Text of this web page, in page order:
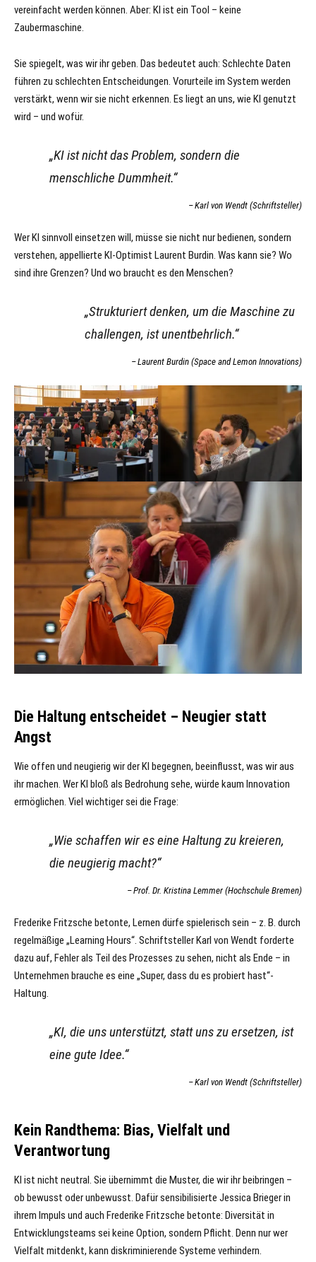
vereinfacht werden können. Aber: KI ist ein Tool – keine
Zaubermaschine.
Sie spiegelt, was wir ihr geben. Das bedeutet auch: Schlechte Daten
führen zu schlechten Entscheidungen. Vorurteile im System werden
verstärkt, wenn wir sie nicht erkennen. Es liegt an uns, wie KI genutzt
wird – und wofür.
„KI ist nicht das Problem, sondern die
menschliche Dummheit.“
Karl von Wendt (Schriftsteller)
Wer KI sinnvoll einsetzen will, müsse sie nicht nur bedienen, sondern
verstehen, appellierte KI-Optimist Laurent Burdin. Was kann sie? Wo
sind ihre Grenzen? Und wo braucht es den Menschen?
„Strukturiert denken, um die Maschine zu
challengen, ist unentbehrlich.“
Laurent Burdin (Space and Lemon Innovations)
Die Haltung entscheidet – Neugier statt
Angst
Wie offen und neugierig wir der KI begegnen, beeinflusst, was wir aus
ihr machen. Wer KI bloß als Bedrohung sehe, würde kaum Innovation
ermöglichen. Viel wichtiger sei die Frage:
„Wie schaffen wir es eine Haltung zu kreieren,
die neugierig macht?“
Prof. Dr. Kristina Lemmer (Hochschule Bremen)
Frederike Fritzsche betonte, Lernen dürfe spielerisch sein – z. B. durch
regelmäßige „Learning Hours“. Schriftsteller Karl von Wendt forderte
dazu auf, Fehler als Teil des Prozesses zu sehen, nicht als Ende – in
Unternehmen brauche es eine „Super, dass du es probiert hast“-
Haltung.
„KI, die uns unterstützt, statt uns zu ersetzen, ist
eine gute Idee.“
Karl von Wendt (Schriftsteller)
Kein Randthema: Bias, Vielfalt und
Verantwortung
KI ist nicht neutral. Sie übernimmt die Muster, die wir ihr beibringen –
ob bewusst oder unbewusst. Dafür sensibilisierte Jessica Brieger in
ihrem Impuls und auch Frederike Fritzsche betonte: Diversität in
Entwicklungsteams sei keine Option, sondern Pflicht. Denn nur wer
Vielfalt mitdenkt, kann diskriminierende Systeme verhindern.